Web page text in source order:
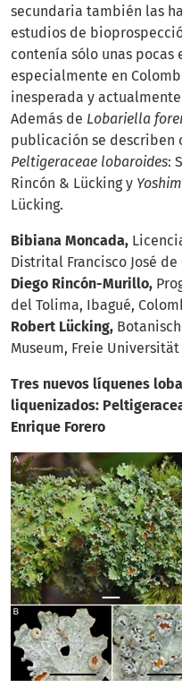
secundaria también las
estudios de
contenía sólo unas pocas
especialmente en
inesperada y
Además de Lobariella
publicación se describen
Peltigeraceae lobaroides:
Rincón & Lücking y
Lücking.
Bibiana Moncada,
Distrital Francisco José
Diego Rincón-Murillo,
del Tolima, Ibagué,
Robert Lücking,
Museum, Freie
Tres nuevos líquenes
liquenizados:
Enrique Forero